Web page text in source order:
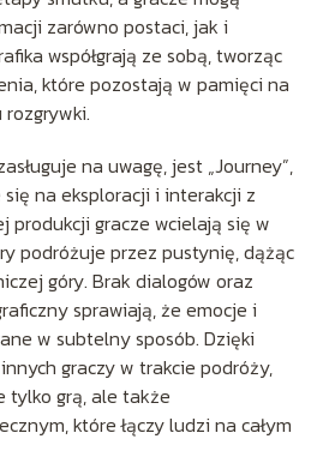
zarówno postaci, jak i
współgrają ze sobą, tworząc
które pozostają w pamięci na
rozgrywki.
na uwagę, jest „Journey”,
na eksploracji i interakcji z
produkcji gracze wcielają się w
podróżuje przez pustynię, dążąc
góry. Brak dialogów oraz
sprawiają, że emocje i
w subtelny sposób. Dzięki
graczy w trakcie podróży,
tylko grą, ale także
które łączy ludzi na całym